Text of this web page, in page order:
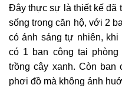
Đây thực sự là thiết kế đã
sống trong căn hộ, với 2
có ánh sáng tự nhiên,
có 1 ban công tại phòng
trồng cây xanh. Còn ban
phơi đồ mà không ảnh